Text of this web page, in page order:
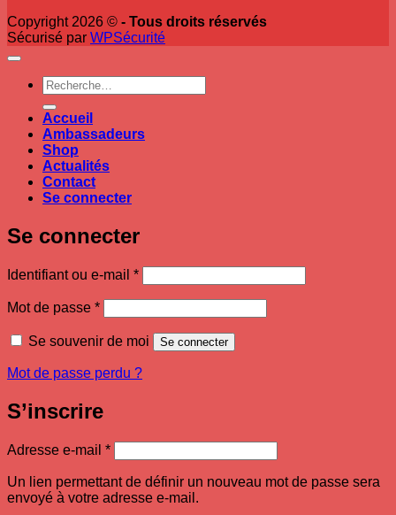
Copyright 2026 © - Tous droits réservés
Sécurisé par WPSécurité
Recherche
pour :
Accueil
Ambassadeurs
Shop
Actualités
Contact
Se connecter
Se connecter
Identifiant ou e-mail *Obligatoire
Mot de passe *Obligatoire
Se souvenir de moi Se connecter
Mot de passe perdu ?
S’inscrire
Adresse e-mail *Obligatoire
Un lien permettant de définir un nouveau mot de passe sera
envoyé à votre adresse e-mail.